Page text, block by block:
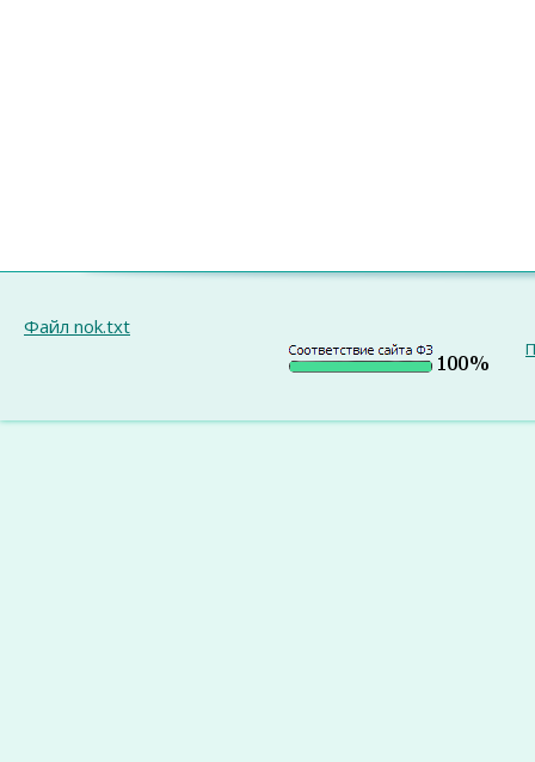
Файл nok.txt